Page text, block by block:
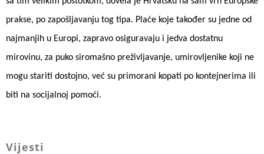
prakse, po zapošljavanju tog tipa. Plaće koje također su jedne od
najmanjih u Europi, zapravo osiguravaju i jedva dostatnu
mirovinu, za puko siromašno preživljavanje, umirovljenike koji ne
mogu stariti dostojno, već su primorani kopati po kontejnerima ili
biti na socijalnoj pomoći.
Vijesti